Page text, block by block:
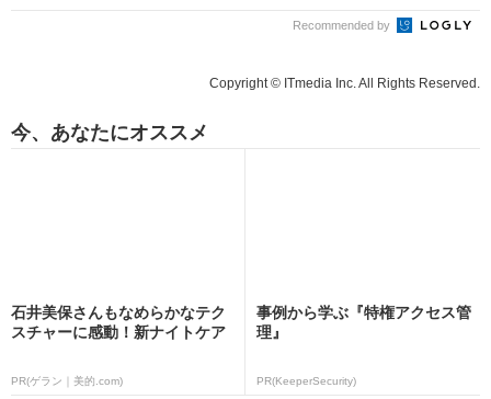
Recommended by
Copyright © ITmedia Inc. All Rights Reserved.
今、あなたにオススメ
石井美保さんもなめらかなテク
スチャーに感動！新ナイトケア
PR(ゲラン｜美的.com)
事例から学ぶ『特権アクセス管
理』
PR(KeeperSecurity)